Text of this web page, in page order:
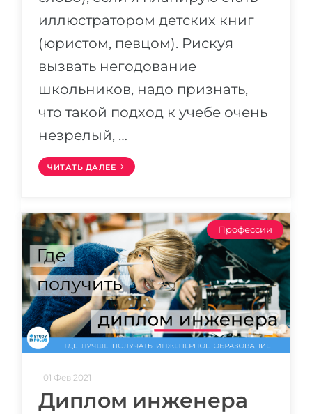
иллюстратором детских книг
(юристом, певцом). Рискуя
вызвать негодование
школьников, надо признать,
что такой подход к учебе очень
незрелый, …
ЧИТАТЬ ДАЛЕЕ
Профессии
01 Фев 2021
Диплом инженера